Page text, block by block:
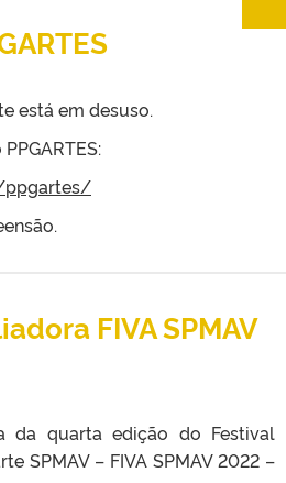
está em desuso.
ppgartes/
FIVA SPMAV
da quarta edição do Festival
SPMAV – FIVA SPMAV 2022 –